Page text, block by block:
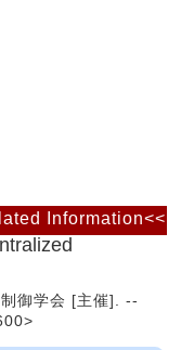
ウム資料 =
御学会 [主催]. --
Information<<